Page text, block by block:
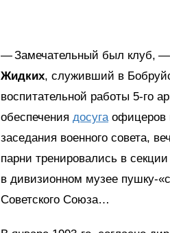
— Замечательный был клуб, —
Жидких, служивший в
воспитательной работы 5‑го
обеспечения досугаофицеров
заседания военного совета,
парни тренировались в
в дивизионном музее пушку-
Советского Союза…